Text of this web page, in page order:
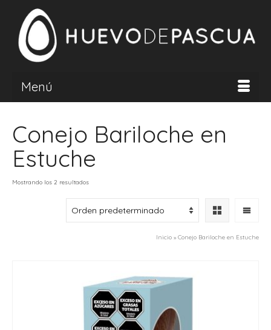
Menú
Conejo Bariloche en
Estuche
Mostrando los 2 resultados
Inicio » Conejo Bariloche en Estuche